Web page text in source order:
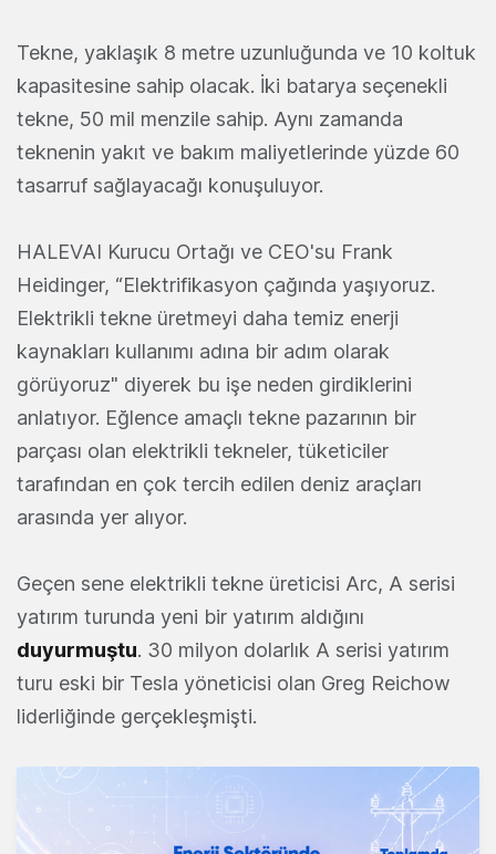
Tekne, yaklaşık 8 metre uzunluğunda ve 10 koltuk
kapasitesine sahip olacak. İki batarya seçenekli
tekne, 50 mil menzile sahip. Aynı zamanda
teknenin yakıt ve bakım maliyetlerinde yüzde 60
tasarruf sağlayacağı konuşuluyor.
HALEVAI Kurucu Ortağı ve CEO'su Frank
Heidinger, “Elektrifikasyon çağında yaşıyoruz.
Elektrikli tekne üretmeyi daha temiz enerji
kaynakları kullanımı adına bir adım olarak
görüyoruz" diyerek bu işe neden girdiklerini
anlatıyor. Eğlence amaçlı tekne pazarının bir
parçası olan elektrikli tekneler, tüketiciler
tarafından en çok tercih edilen deniz araçları
arasında yer alıyor.
Geçen sene elektrikli tekne üreticisi Arc, A serisi
yatırım turunda yeni bir yatırım aldığını
duyurmuştu. 30 milyon dolarlık A serisi yatırım
turu eski bir Tesla yöneticisi olan Greg Reichow
liderliğinde gerçekleşmişti.